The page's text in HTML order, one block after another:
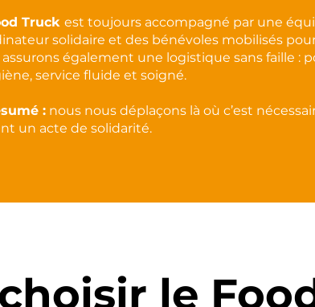
Truck est toujours accompagné par une
solidaire et des bénévoles mobilisés
assurons également une logistique sans faille :
service fluide et soigné.
: nous nous déplaçons là où c’est
un acte de solidarité.
le